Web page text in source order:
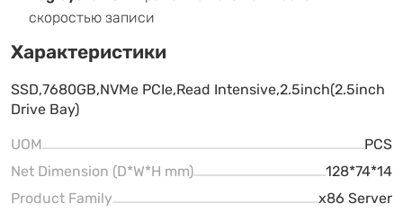
скоростью записи
Характеристики
SSD,7680GB,NVMe PCIe,Read Intensive,2.5inch(2.5inch
Drive Bay)
UOM
PCS
Net Dimension (D*W*H mm)
128*74*14
Product Family
x86 Server